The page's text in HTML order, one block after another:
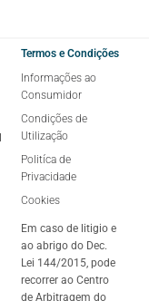
Termos e Condições
Informações ao
Consumidor
Condições de
Utilização
Politíca de
Privacidade
Cookies
Em caso de litigio e
ao abrigo do Dec.
Lei 144/2015, pode
recorrer ao Centro
de Arbitragem do